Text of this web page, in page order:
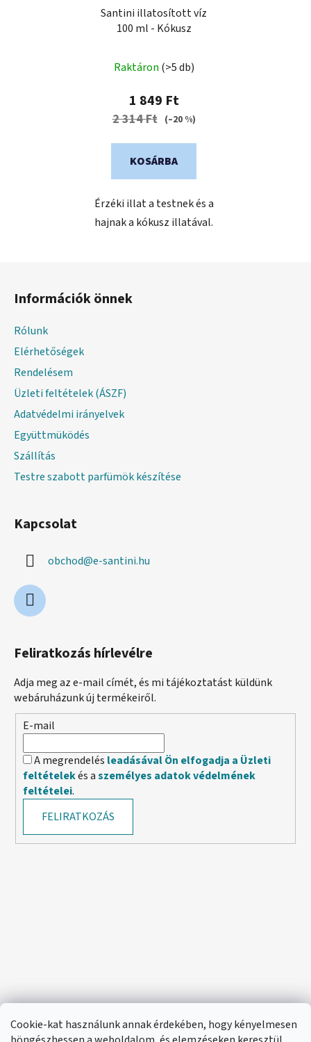
Cookie-kat használunk annak érdekében, hogy kényelmesen
Santini illatosított víz
100 ml - Kókusz
Raktáron (>5 db)
1 849 Ft
2 314 Ft (–20 %)
KOSÁRBA
Érzéki illat a testnek és a
hajnak a kókusz illatával.
Információk önnek
Rólunk
Elérhetőségek
Rendelésem
Üzleti feltételek (ÁSZF)
Adatvédelmi irányelvek
Együttmüködés
Szállítás
Testre szabott parfümök készítése
Kapcsolat
obchod@e-santini.hu
Feliratkozás hírlevélre
Adja meg az e-mail címét, és mi tájékoztatást küldünk
webáruházunk új termékeiről.
E-mail
A megrendelés leadásával Ön elfogadja a Üzleti
feltételekés aszemélyes adatok védelmének
feltételei.
FELIRATKOZÁS